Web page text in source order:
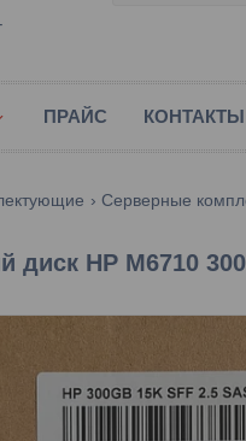
ПРАЙС КОНТАКТЫ
Серверные
диск HP M6710